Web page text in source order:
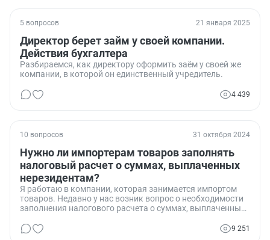
5 вопросов 21 января 2025
Директор берет займ у своей компании.
Действия бухгалтера
Разбираемся, как директору оформить заём у своей же
компании, в которой он единственный учредитель.
4 439
10 вопросов 31 октября 2024
Нужно ли импортерам товаров заполнять
налоговый расчет о суммах, выплаченных
нерезидентам?
Я работаю в компании, которая занимается импортом
товаров. Недавно у нас возник вопрос о необходимости
заполнения налогового расчета о суммах, выплаченных
как импортеры, заполнять этот документ, и если да, то9 251